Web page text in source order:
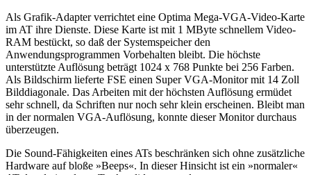
Als Grafik-Adapter verrichtet eine Optima Mega-VGA-Video-Karte
im AT ihre Dienste. Diese Karte ist mit 1 MByte schnellem Video-
RAM bestückt, so daß der Systemspeicher den
Anwendungsprogrammen Vorbehalten bleibt. Die höchste
unterstützte Auflösung beträgt 1024 x 768 Punkte bei 256 Farben.
Als Bildschirm lieferte FSE einen Super VGA-Monitor mit 14 Zoll
Bilddiagonale. Das Arbeiten mit der höchsten Auflösung ermüdet
sehr schnell, da Schriften nur noch sehr klein erscheinen. Bleibt man
in der normalen VGA-Auflösung, konnte dieser Monitor durchaus
überzeugen.
Die Sound-Fähigkeiten eines ATs beschränken sich ohne zusätzliche
Hardware auf bloße »Beeps«. In dieser Hinsicht ist ein »normaler«